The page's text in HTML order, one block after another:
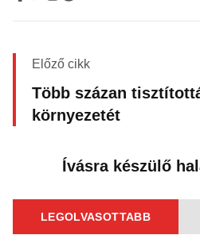
Előző cikk
Több százan
környezetét
Ívásra készülő
LEGOLVASOTTABB